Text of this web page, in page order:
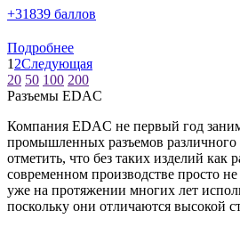
+31839 баллов
Подробнее
1 2Следующая
20 50 100 200
Разъeмы EDAC
Компания EDAC не первый год
промышленных разъемов различного
отметить, что без таких изделий как
современном производстве просто
уже на протяжении многих лет
поскольку они отличаются высокой